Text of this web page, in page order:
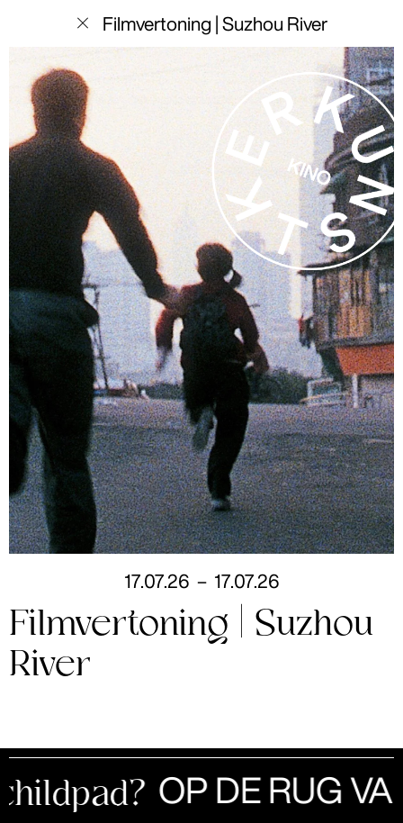
Filmvertoning | Suzhou River
17. 07. 26 – 17. 07. 26
Filmvertoning | Suzhou
River
OP DE RUG